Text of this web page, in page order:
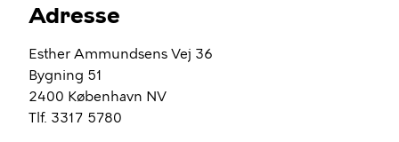
Adresse
Esther Ammundsens Vej 36
Bygning 51
2400 København NV
Tlf. 3317 5780